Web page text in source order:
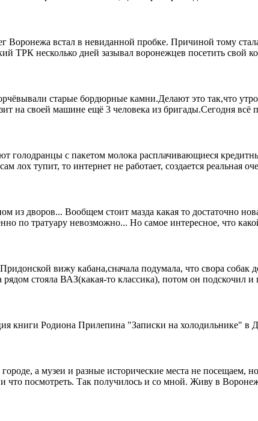
Воронежа встал в невиданной пробке. Причиной тому
ТРК несколько дней зазывал воронежцев посетить свой
старые бордюрные камни.Делают это так,что
на своей машине ещё 3 человека из бригады.Сегодня всё
голодранцы с пакетом молока расплачивающиеся
лох тупит, то интернет не работает, создается реальная
из дворов... Вообщем стоит мазда какая то достаточно
по тратуару невозможно... Но самое интересное, что
вижу кабана,сначала подумала, что свора собак
рядом стояла ВАЗ(какая-то классика), потом он подскочил
книги Родиона Прилепина "Записки на холодильнике"
а музеи и разные исторические места не посещаем,
и что посмотреть. Так получилось и со мной. Живу в